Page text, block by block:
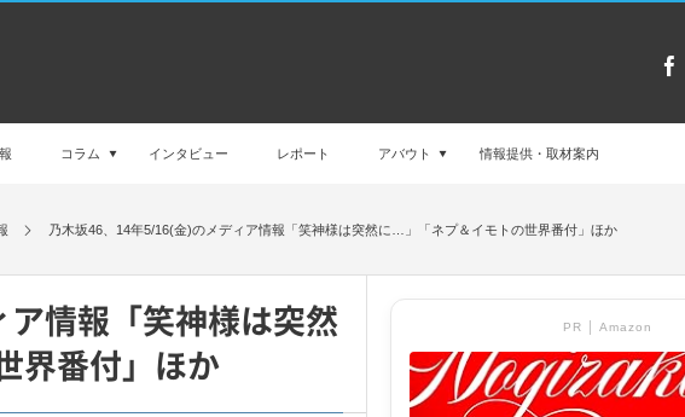
コラム インタビュー レポート アバウト 情報提供・取材案内
乃木坂46、14年5/16(金)のメディア情報「笑神様は突然に…」「ネプ＆イモトの世界番付」ほか
情報「笑神様は突然
界番付」ほか
PR │ Amazon